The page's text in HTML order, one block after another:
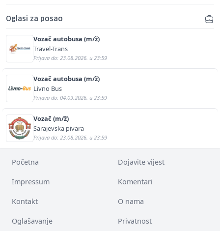
Oglasi za posao
Vozač autobusa (m/ž)
Travel-Trans
Prijava do: 23.08.2026. u 23:59
Vozač autobusa (m/ž)
Livno Bus
Prijava do: 04.09.2026. u 23:59
Vozač (m/ž)
Sarajevska pivara
Prijava do: 23.08.2026. u 23:59
Početna Dojavite vijest
Impressum Komentari
Kontakt O nama
Oglašavanje Privatnost